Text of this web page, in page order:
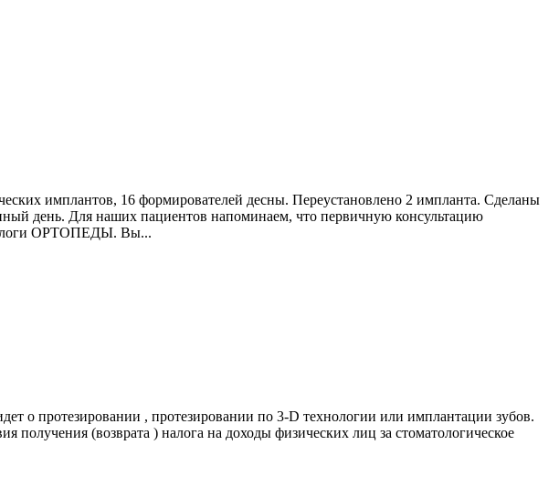
имплантов, 16 формирователей десны. Переустановлено 2 импланта. Сделаны
день. Для наших пациентов напоминаем, что первичную консультацию
ОРТОПЕДЫ. Вы...
о протезировании , протезировании по 3-D технологии или имплантации зубов.
получения (возврата ) налога на доходы физических лиц за стоматологическое